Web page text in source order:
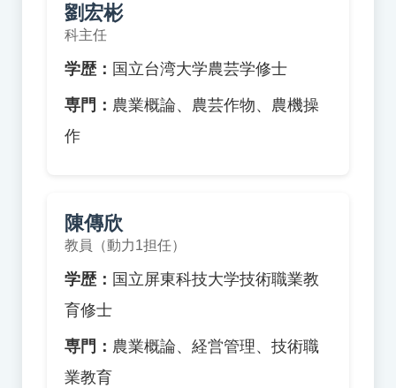
劉宏彬
科主任
学歴： 国立台湾大学農芸学修士
専門： 農業概論、農芸作物、農機操
作
陳傳欣
教員（動力1担任）
学歴： 国立屏東科技大学技術職業教
育修士
専門： 農業概論、経営管理、技術職
業教育